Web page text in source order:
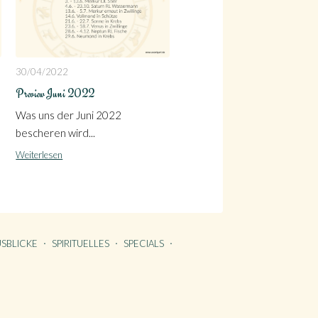
30/04/2022
Preview Juni 2022
Was uns der Juni 2022
bescheren wird...
Weiterlesen
SPIRITUELLES SPECIALS